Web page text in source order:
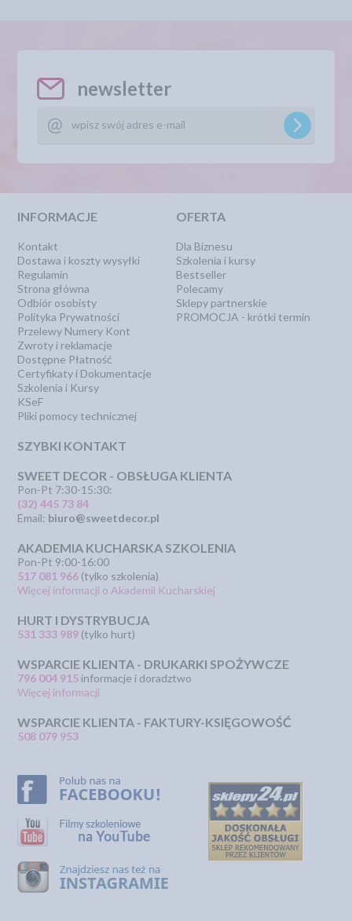
newsletter
INFORMACJE
Kontakt
Dostawa i koszty wysyłki
Regulamin
Strona główna
Odbiór osobisty
Polityka Prywatności
Przelewy Numery Kont
Zwroty i reklamacje
Dostępne Płatność
Certyfikaty i Dokumentacje
Szkolenia i Kursy
KSeF
Pliki pomocy technicznej
OFERTA
Dla Biznesu
Szkolenia i kursy
Bestseller
Polecamy
Sklepy partnerskie
PROMOCJA - krótki termin
SZYBKI KONTAKT
SWEET DECOR - OBSŁUGA KLIENTA
Pon-Pt 7:30-15:30:
(32) 445 73 84
Email: biuro@sweetdecor.pl
AKADEMIA KUCHARSKA SZKOLENIA
Pon-Pt 9:00-16:00
517 081 966 (tylko szkolenia)
Więcej informacji o Akademii Kucharskiej
HURT I DYSTRYBUCJA
531 333 989 (tylko hurt)
WSPARCIE KLIENTA - DRUKARKI SPOŻYWCZE
796 004 915 informacje i doradztwo
Więcej informacji
WSPARCIE KLIENTA - FAKTURY-KSIĘGOWOŚĆ
508 079 953